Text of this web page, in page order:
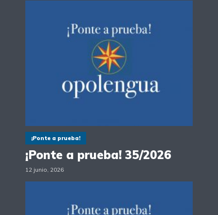
¡Ponte a prueba!
¡Ponte a prueba! 35/2026
12 junio, 2026